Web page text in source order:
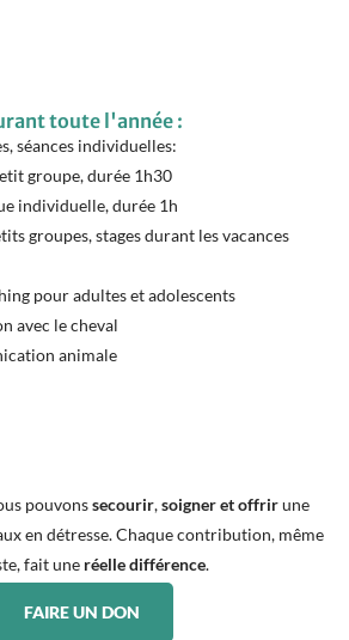
toute l'année :
séances individuelles:
groupe, durée 1h30
individuelle, durée 1h
groupes, stages durant les vacances
pour adultes et adolescents
avec le cheval
animale
pouvonssecourir,soigner et offrirune
en détresse. Chaque contribution, même
fait une réelle différence.
FAIRE UN DON